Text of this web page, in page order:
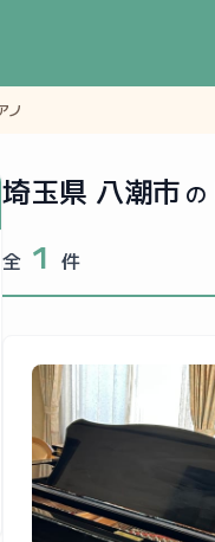
ノ
埼玉県 八潮市 の
全 1 件